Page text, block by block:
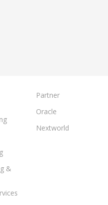
&
Partner
Oracle
Nextworld